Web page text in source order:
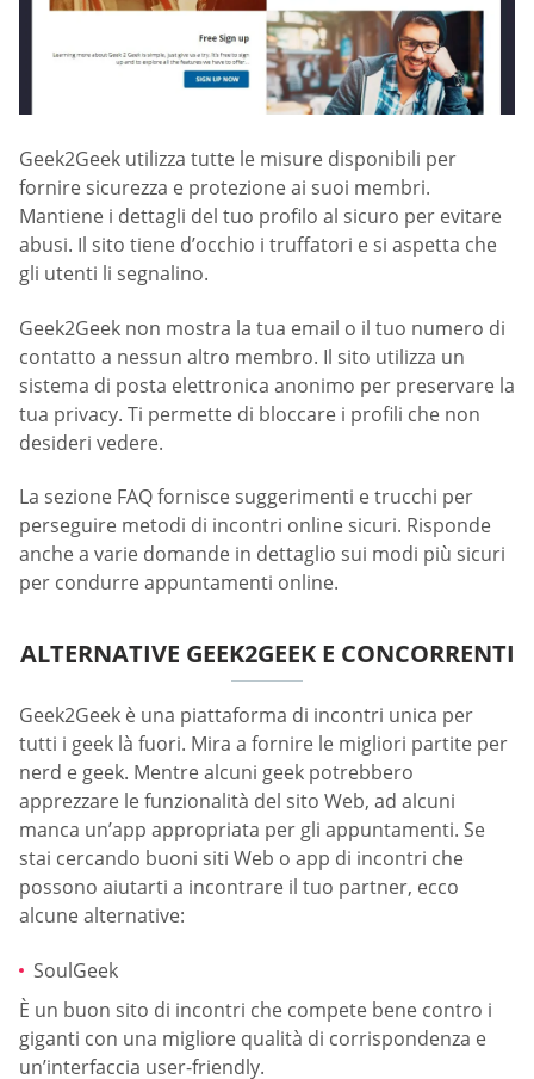
Geek2Geek utilizza tutte le misure disponibili per
fornire sicurezza e protezione ai suoi membri.
Mantiene i dettagli del tuo profilo al sicuro per evitare
abusi. Il sito tiene d’occhio i truffatori e si aspetta che
gli utenti li segnalino.
Geek2Geek non mostra la tua email o il tuo numero di
contatto a nessun altro membro. Il sito utilizza un
sistema di posta elettronica anonimo per preservare la
tua privacy. Ti permette di bloccare i profili che non
desideri vedere.
La sezione FAQ fornisce suggerimenti e trucchi per
perseguire metodi di incontri online sicuri. Risponde
anche a varie domande in dettaglio sui modi più sicuri
per condurre appuntamenti online.
ALTERNATIVE GEEK2GEEK E CONCORRENTI
Geek2Geek è una piattaforma di incontri unica per
tutti i geek là fuori. Mira a fornire le migliori partite per
nerd e geek. Mentre alcuni geek potrebbero
apprezzare le funzionalità del sito Web, ad alcuni
manca un’app appropriata per gli appuntamenti. Se
stai cercando buoni siti Web o app di incontri che
possono aiutarti a incontrare il tuo partner, ecco
alcune alternative:
SoulGeek
È un buon sito di incontri che compete bene contro i
giganti con una migliore qualità di corrispondenza e
un’interfaccia user-friendly.